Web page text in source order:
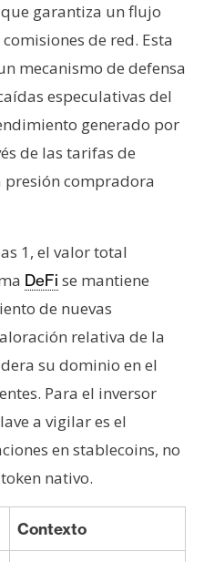
garantiza un flujo
de red. Esta
mecanismo de defensa
especulativas del
generado por
de las tarifas de
compradora
1, el valor total
DeFi se mantiene
de nuevas
relativa de la
su dominio en el
Para el inversor
a vigilar es el
en stablecoins, no
nativo.
Contexto